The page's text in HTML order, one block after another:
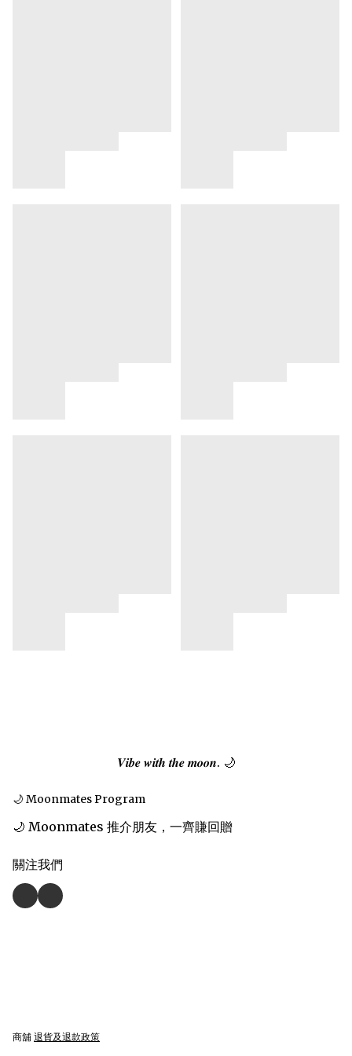
𝑽𝒊𝒃𝒆 𝒘𝒊𝒕𝒉 𝒕𝒉𝒆 𝒎𝒐𝒐𝒏. 🌙
🌙 Moonmates Program
🌙 Moonmates 推介朋友，一齊賺回贈
關注我們
商舖 退貨及退款政策